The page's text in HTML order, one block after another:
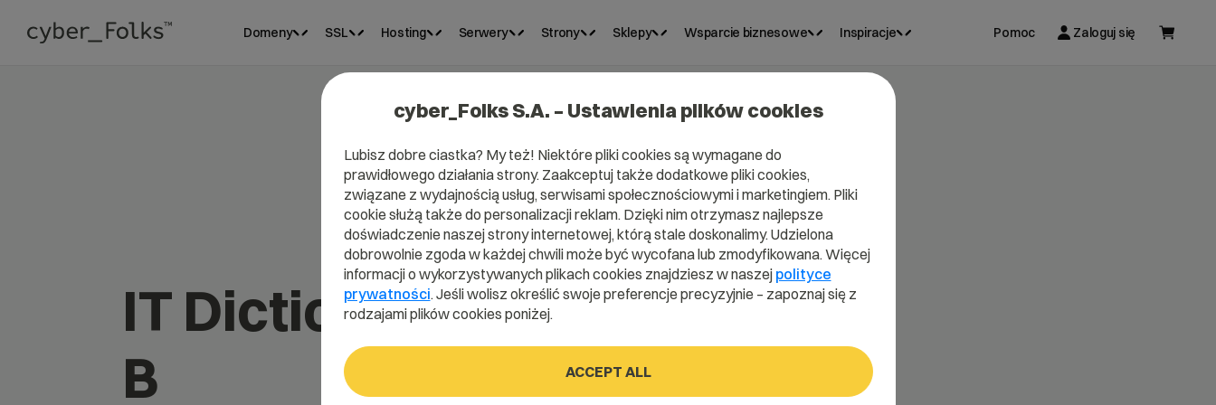
Domeny SSL Hosting Serwery Strony Sklepy Wsparcie biznesowe Inspiracje Pomoc Zaloguj się
IT Dictionary - letter
B
cyber_Folks S.A. – Ustawienia plików cookies
Lubisz dobre ciastka? My też! Niektóre pliki cookies są wymagane do
prawidłowego działania strony. Zaakceptuj także dodatkowe pliki cookies,
związane z wydajnością usług, serwisami społecznościowymi i marketingiem. Pliki
cookie służą także do personalizacji reklam. Dzięki nim otrzymasz najlepsze
doświadczenie naszej strony internetowej, którą stale doskonalimy. Udzielona
dobrowolnie zgoda w każdej chwili może być wycofana lub zmodyfikowana. Więcej
informacji o wykorzystywanych plikach cookies znajdziesz w naszej polityce
prywatności. Jeśli wolisz określić swoje preferencje precyzyjnie – zapoznaj się z
rodzajami plików cookies poniżej.
ACCEPT ALL